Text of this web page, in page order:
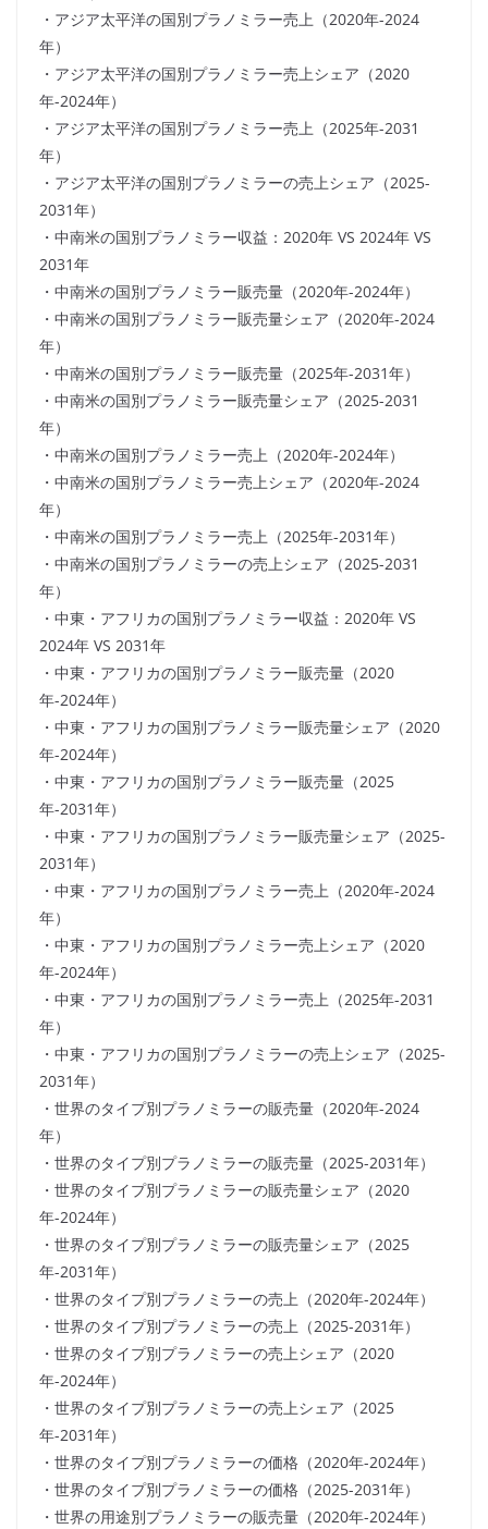
・アジア太平洋の国別プラノミラー売上（2020年-2024
年）
・アジア太平洋の国別プラノミラー売上シェア（2020
年-2024年）
・アジア太平洋の国別プラノミラー売上（2025年-2031
年）
・アジア太平洋の国別プラノミラーの売上シェア（2025-
2031年）
・中南米の国別プラノミラー収益：2020年 VS 2024年 VS
2031年
・中南米の国別プラノミラー販売量（2020年-2024年）
・中南米の国別プラノミラー販売量シェア（2020年-2024
年）
・中南米の国別プラノミラー販売量（2025年-2031年）
・中南米の国別プラノミラー販売量シェア（2025-2031
年）
・中南米の国別プラノミラー売上（2020年-2024年）
・中南米の国別プラノミラー売上シェア（2020年-2024
年）
・中南米の国別プラノミラー売上（2025年-2031年）
・中南米の国別プラノミラーの売上シェア（2025-2031
年）
・中東・アフリカの国別プラノミラー収益：2020年 VS
2024年 VS 2031年
・中東・アフリカの国別プラノミラー販売量（2020
年-2024年）
・中東・アフリカの国別プラノミラー販売量シェア（2020
年-2024年）
・中東・アフリカの国別プラノミラー販売量（2025
年-2031年）
・中東・アフリカの国別プラノミラー販売量シェア（2025-
2031年）
・中東・アフリカの国別プラノミラー売上（2020年-2024
年）
・中東・アフリカの国別プラノミラー売上シェア（2020
年-2024年）
・中東・アフリカの国別プラノミラー売上（2025年-2031
年）
・中東・アフリカの国別プラノミラーの売上シェア（2025-
2031年）
・世界のタイプ別プラノミラーの販売量（2020年-2024
年）
・世界のタイプ別プラノミラーの販売量（2025-2031年）
・世界のタイプ別プラノミラーの販売量シェア（2020
年-2024年）
・世界のタイプ別プラノミラーの販売量シェア（2025
年-2031年）
・世界のタイプ別プラノミラーの売上（2020年-2024年）
・世界のタイプ別プラノミラーの売上（2025-2031年）
・世界のタイプ別プラノミラーの売上シェア（2020
年-2024年）
・世界のタイプ別プラノミラーの売上シェア（2025
年-2031年）
・世界のタイプ別プラノミラーの価格（2020年-2024年）
・世界のタイプ別プラノミラーの価格（2025-2031年）
・世界の用途別プラノミラーの販売量（2020年-2024年）